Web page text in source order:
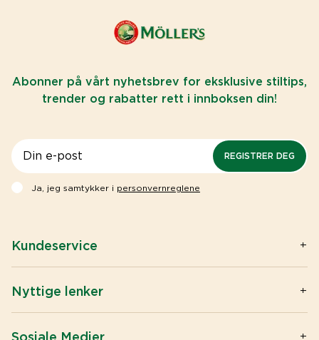
Abonner på vårt nyhetsbrev for eksklusive stiltips,
trender og rabatter rett i innboksen din!
REGISTRER DEG
Ja, jeg samtykker i personvernreglene
Kundeservice
Kontakt oss
Spørsmål og svar
Big buy / Wholesale
Nyttige lenker
Artikler
Omega-3
Sosiale Medier